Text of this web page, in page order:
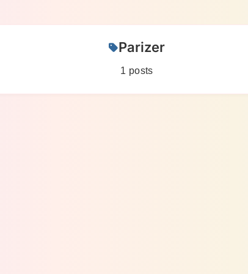
Parizer
1 posts